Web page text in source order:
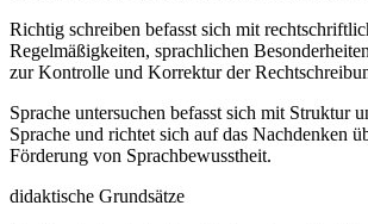
Richtig schreiben befasst sich mit
Regelmäßigkeiten, sprachlichen
zur Kontrolle und Korrektur der
Sprache untersuchen befasst sich mit Struktur
Sprache und richtet sich auf das Nachdenken
Förderung von Sprachbewusstheit.
didaktische Grundsätze